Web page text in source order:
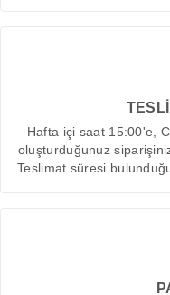
Hafta içi saat 15:00'e,
oluşturduğunuz
Teslimat süresi